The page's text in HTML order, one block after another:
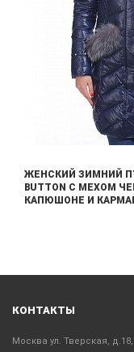
ЖЕНСКИЙ ЗИМНИЙ
BUTTON С МЕХОМ
КАПЮШОНЕ И
КОНТАКТЫ
Москва ул. Тверская,